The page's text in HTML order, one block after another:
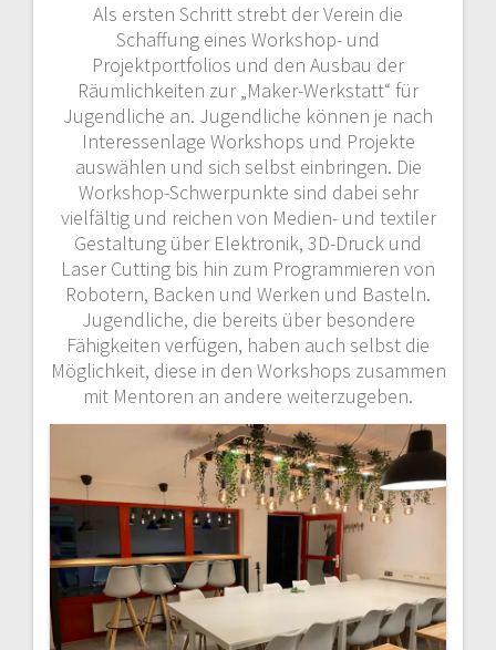
Als ersten Schritt strebt der Verein die
Schaffung eines Workshop- und
Projektportfolios und den Ausbau der
Räumlichkeiten zur „Maker-Werkstatt“ für
Jugendliche an. Jugendliche können je nach
Interessenlage Workshops und Projekte
auswählen und sich selbst einbringen. Die
Workshop-Schwerpunkte sind dabei sehr
vielfältig und reichen von Medien- und textiler
Gestaltung über Elektronik, 3D-Druck und
Laser Cutting bis hin zum Programmieren von
Robotern, Backen und Werken und Basteln.
Jugendliche, die bereits über besondere
Fähigkeiten verfügen, haben auch selbst die
Möglichkeit, diese in den Workshops zusammen
mit Mentoren an andere weiterzugeben.